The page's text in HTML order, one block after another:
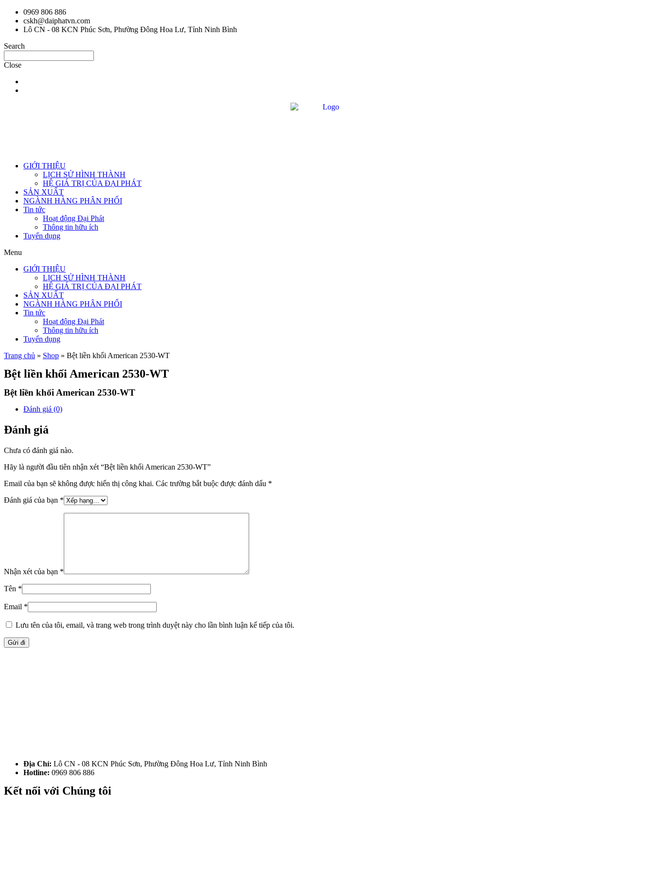
Chuyển0969 806 886
cskh@daiphatvn.com
Lô CN - 08 KCN Phúc Sơn, Phường Đông Hoa Lư, Tỉnh Ninh Bình
Search
Close
GIỚI THIỆU
LỊCH SỬ HÌNH THÀNH
HỆ GIÁ TRỊ CỦA ĐẠI PHÁT
SẢN XUẤT
NGÀNH HÀNG PHÂN PHỐI
Tin tức
Hoạt động Đại Phát
Thông tin hữu ích
Tuyển dụng
Menu
GIỚI THIỆU
LỊCH SỬ HÌNH THÀNH
HỆ GIÁ TRỊ CỦA ĐẠI PHÁT
SẢN XUẤT
NGÀNH HÀNG PHÂN PHỐI
Tin tức
Hoạt động Đại Phát
Thông tin hữu ích
Tuyển dụng
Trang chủ » Shop » Bệt liền khối American 2530-WT
Bệt liền khối American 2530-WT
Bệt liền khối American 2530-WT
Đánh giá (0)
Đánh giá
Chưa có đánh giá nào.
Hãy là người đầu tiên nhận xét “Bệt liền khối American 2530-WT”
Email của bạn sẽ không được hiển thị công khai. Các trường bắt buộc được đánh dấu *
Đánh giá của bạn *
Nhận xét của bạn *
Tên *
Email *
Lưu tên của tôi, email, và trang web trong trình duyệt này cho lần bình luận kế tiếp của tôi.
Địa Chỉ: Lô CN - 08 KCN Phúc Sơn, Phường Đông Hoa Lư, Tỉnh Ninh Bình
Hotline: 0969 806 886
Kết nối với Chúng tôi